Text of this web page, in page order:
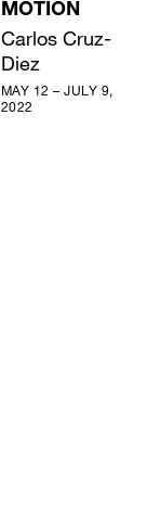
MOTION
Carlos Cruz-
Diez
MAY 12 – JULY 9,
2022